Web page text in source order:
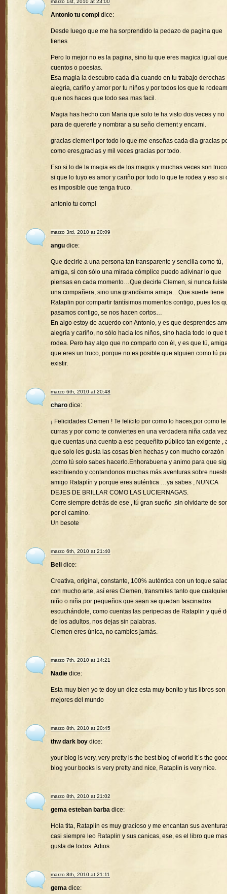
marzo 1st, 2010 at 23:00
Antonio tu compi dice:
Desde luego que me ha sorprendido la pedazo de pagina que
tienes
Pero lo mejor no es la pagina, sino tu que eres magica igual
cuentos o poesias.
Esa magia la descubro cada dia cuando en tu trabajo derochas
alegria, cariño y amor por tu niños y por todos los que te
que nos haces que todo sea mas facil.
Magia has hecho con Maria que solo te ha visto dos veces y no
para de quererte y nombrar a su seño clement y encarni.
gracias clement por todo lo que me enseñas cada dia gracias
como eres,gracias y mil veces gracias por todo.
Eso si lo de la magia es de los magos y muchas veces son
si que lo tuyo es amor y cariño por todo lo que te rodea y eso si
es imposible que tenga truco.
antonio tu compi
marzo 3rd, 2010 at 20:09
angu dice:
Que decirle a una persona tan transparente y sencilla como tú,
amiga, si con sólo una mirada cómplice puedo adivinar lo que
piensas en cada momento…Que decirte Clemen, si nunca fuiste
una compañera, sino una grandísima amiga…Que suerte tiene
Rataplin por compartir tantísimos momentos contigo, pues los
pasamos contigo, se nos hacen cortos…
En algo estoy de acuerdo con Antonio, y es que desprendes
alegría y cariño, no sólo hacia los niños, sino hacia todo lo que
rodea. Pero hay algo que no comparto con él, y es que tú,
que eres un truco, porque no es posible que alguien como tú
existir.
marzo 6th, 2010 at 20:48
charo dice:
¡ Felicidades Clemen ! Te felicito por como lo haces,por como
curras y por como te conviertes en una verdadera niña cada vez
que cuentas una cuento a ese pequeñito público tan exigente ,
que solo les gusta las cosas bien hechas y con mucho corazón
,como tú solo sabes hacerlo.Enhorabuena y animo para que
escribiendo y contandonos muchas más aventuras sobre
amigo Rataplín y porque eres auténtica …ya sabes , NUNCA
DEJES DE BRILLAR COMO LAS LUCIERNAGAS.
Corre siempre detrás de ese , tú gran sueño ,sin olvidarte de
por el camino.
Un besote
marzo 6th, 2010 at 21:40
Beli dice:
Creativa, original, constante, 100% auténtica con un toque
con mucho arte, así eres Clemen, transmites tanto que cualquier
niño o niña por pequeños que sean se quedan fascinados
escuchándote, como cuentas las peripecias de Rataplin y qué
de los adultos, nos dejas sin palabras.
Clemen eres única, no cambies jamás.
marzo 7th, 2010 at 14:21
Nadie dice:
Esta muy bien yo te doy un diez esta muy bonito y tus libros son
mejores del mundo
marzo 8th, 2010 at 20:45
thw dark boy dice:
your blog is very, very pretty is the best blog of world it`s the
blog your books is very pretty and nice, Rataplin is very nice.
marzo 8th, 2010 at 21:02
gema esteban barba dice:
Hola tita, Rataplin es muy gracioso y me encantan sus
casi siempre leo Rataplin y sus canicas, ese, es el libro que
gusta de todos. Adios.
marzo 8th, 2010 at 21:11
gema dice: